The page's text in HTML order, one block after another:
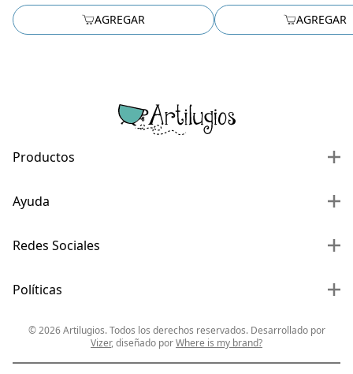
AGREGAR AGREGAR
Productos
Ayuda
Redes Sociales
Políticas
©2026Artilugios. Todos los derechos reservados. Desarrollado por
Vizer, diseñado porWhere is my brand?